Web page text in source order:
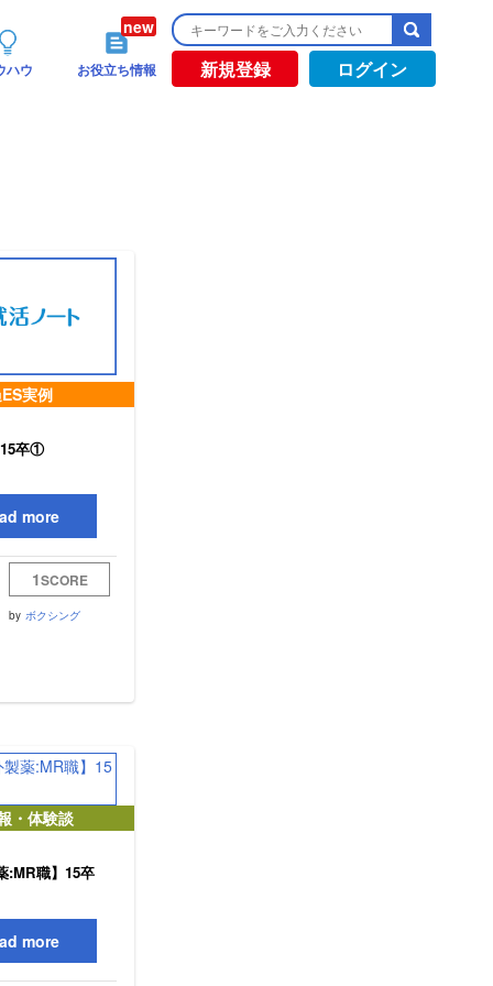
ハウ お役立ち情報 新規登録 ログイン
実例
卒①
more
1SCORE
by ボクシング
・体験談
:MR職】15卒
more